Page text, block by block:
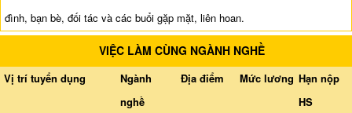
đình, bạn bè, đối tác và các buổi gặp mặt, liên hoan.
VIỆC LÀM CÙNG NGÀNH NGHỀ
Vị trí tuyển dụng
Ngành
nghề
Địa điểm Mức lương Hạn nộp
HS